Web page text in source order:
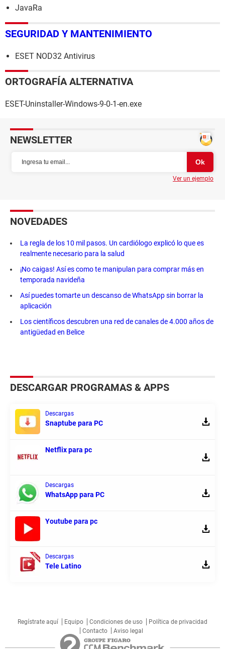
JavaRa
SEGURIDAD Y MANTENIMIENTO
ESET NOD32 Antivirus
ORTOGRAFÍA ALTERNATIVA
ESET-Uninstaller-Windows-9-0-1-en.exe
NEWSLETTER
Ver un ejemplo
NOVEDADES
La regla de los 10 mil pasos. Un cardiólogo explicó lo que es
realmente necesario para la salud
¡No caigas! Así es como te manipulan para comprar más en
temporada navideña
Así puedes tomarte un descanso de WhatsApp sin borrar la
aplicación
Los científicos descubren una red de canales de 4.000 años de
antigüedad en Belice
DESCARGAR PROGRAMAS & APPS
Descargas
Snaptube para PC
Netflix para pc
Descargas
WhatsApp para PC
Youtube para pc
Descargas
Tele Latino
Regístrate aquí Equipo Condiciones de uso
Política de privacidad
Contacto
Aviso legal